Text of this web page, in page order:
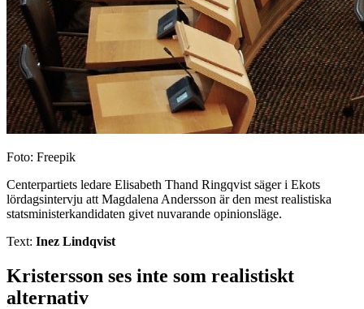
Foto: Freepik
Centerpartiets ledare Elisabeth Thand Ringqvist säger i Ekots
lördagsintervju att Magdalena Andersson är den mest realistiska
statsministerkandidaten givet nuvarande opinionsläge.
Text: Inez Lindqvist
Kristersson ses inte som realistiskt
alternativ